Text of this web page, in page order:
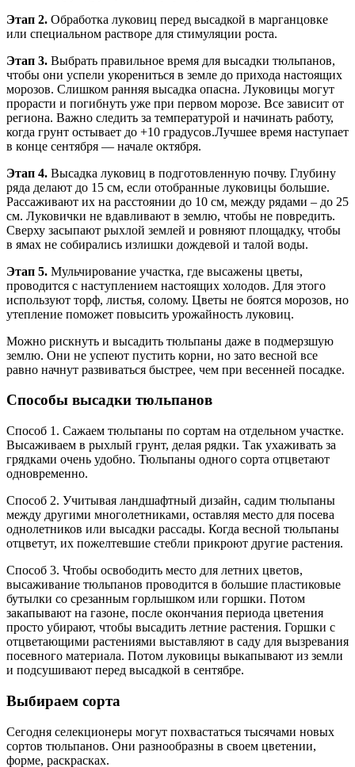
Этап 2. Обработка луковиц перед высадкой в марганцовке
или специальном растворе для стимуляции роста.
Этап 3. Выбрать правильное время для высадки тюльпанов,
чтобы они успели укорениться в земле до прихода настоящих
морозов. Слишком ранняя высадка опасна. Луковицы могут
прорасти и погибнуть уже при первом морозе. Все зависит от
региона. Важно следить за температурой и начинать работу,
когда грунт остывает до +10 градусов.Лучшее время наступает
в конце сентября — начале октября.
Этап 4. Высадка луковиц в подготовленную почву. Глубину
ряда делают до 15 см, если отобранные луковицы большие.
Рассаживают их на расстоянии до 10 см, между рядами – до 25
см. Луковички не вдавливают в землю, чтобы не повредить.
Сверху засыпают рыхлой землей и ровняют площадку, чтобы
в ямах не собирались излишки дождевой и талой воды.
Этап 5. Мульчирование участка, где высажены цветы,
проводится с наступлением настоящих холодов. Для этого
используют торф, листья, солому. Цветы не боятся морозов, но
утепление поможет повысить урожайность луковиц.
Можно рискнуть и высадить тюльпаны даже в подмерзшую
землю. Они не успеют пустить корни, но зато весной все
равно начнут развиваться быстрее, чем при весенней посадке.
Способы высадки тюльпанов
Способ 1. Сажаем тюльпаны по сортам на отдельном участке.
Высаживаем в рыхлый грунт, делая рядки. Так ухаживать за
грядками очень удобно. Тюльпаны одного сорта отцветают
одновременно.
Способ 2. Учитывая ландшафтный дизайн, садим тюльпаны
между другими многолетниками, оставляя место для посева
однолетников или высадки рассады. Когда весной тюльпаны
отцветут, их пожелтевшие стебли прикроют другие растения.
Способ 3. Чтобы освободить место для летних цветов,
высаживание тюльпанов проводится в большие пластиковые
бутылки со срезанным горлышком или горшки. Потом
закапывают на газоне, после окончания периода цветения
просто убирают, чтобы высадить летние растения. Горшки с
отцветающими растениями выставляют в саду для вызревания
посевного материала. Потом луковицы выкапывают из земли
и подсушивают перед высадкой в сентябре.
Выбираем сорта
Сегодня селекционеры могут похвастаться тысячами новых
сортов тюльпанов. Они разнообразны в своем цветении,
форме, раскрасках.